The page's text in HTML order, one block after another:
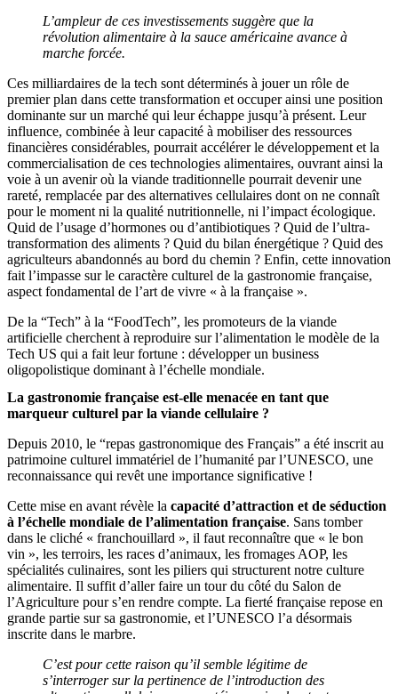
L’ampleur de ces investissements suggère que la
révolution alimentaire à la sauce américaine avance à
marche forcée.
Ces milliardaires de la tech sont déterminés à jouer un rôle de
premier plan dans cette transformation et occuper ainsi une position
dominante sur un marché qui leur échappe jusqu’à présent. Leur
influence, combinée à leur capacité à mobiliser des ressources
financières considérables, pourrait accélérer le développement et la
commercialisation de ces technologies alimentaires, ouvrant ainsi la
voie à un avenir où la viande traditionnelle pourrait devenir une
rareté, remplacée par des alternatives cellulaires dont on ne connaît
pour le moment ni la qualité nutritionnelle, ni l’impact écologique.
Quid de l’usage d’hormones ou d’antibiotiques ? Quid de l’ultra-
transformation des aliments ? Quid du bilan énergétique ? Quid des
agriculteurs abandonnés au bord du chemin ? Enfin, cette innovation
fait l’impasse sur le caractère culturel de la gastronomie française,
aspect fondamental de l’art de vivre « à la française ».
De la “Tech” à la “FoodTech”, les promoteurs de la viande
artificielle cherchent à reproduire sur l’alimentation le modèle de la
Tech US qui a fait leur fortune : développer un business
oligopolistique dominant à l’échelle mondiale.
La gastronomie française est-elle menacée en tant que
marqueur culturel par la viande cellulaire ?
Depuis 2010, le “repas gastronomique des Français” a été inscrit au
patrimoine culturel immatériel de l’humanité par l’UNESCO, une
reconnaissance qui revêt une importance significative !
Cette mise en avant révèle la capacité d’attraction et de séduction
à l’échelle mondiale de l’alimentation française. Sans tomber
dans le cliché « franchouillard », il faut reconnaître que « le bon
vin », les terroirs, les races d’animaux, les fromages AOP, les
spécialités culinaires, sont les piliers qui structurent notre culture
alimentaire. Il suffit d’aller faire un tour du côté du Salon de
l’Agriculture pour s’en rendre compte. La fierté française repose en
grande partie sur sa gastronomie, et l’UNESCO l’a désormais
inscrite dans le marbre.
C’est pour cette raison qu’il semble légitime de
s’interroger sur la pertinence de l’introduction des